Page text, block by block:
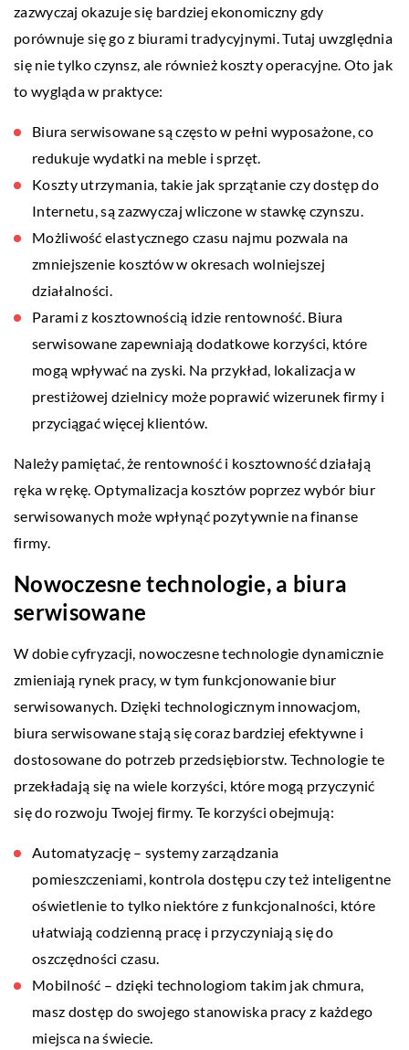
zazwyczaj okazuje się bardziej ekonomiczny gdy
porównuje się go z biurami tradycyjnymi. Tutaj uwzględnia
się nie tylko czynsz, ale również koszty operacyjne. Oto jak
to wygląda w praktyce:
Biura serwisowane są często w pełni wyposażone, co
redukuje wydatki na meble i sprzęt.
Koszty utrzymania, takie jak sprzątanie czy dostęp do
Internetu, są zazwyczaj wliczone w stawkę czynszu.
Możliwość elastycznego czasu najmu pozwala na
zmniejszenie kosztów w okresach wolniejszej
działalności.
Parami z kosztownością idzie rentowność. Biura
serwisowane zapewniają dodatkowe korzyści, które
mogą wpływać na zyski. Na przykład, lokalizacja w
prestiżowej dzielnicy może poprawić wizerunek firmy i
przyciągać więcej klientów.
Należy pamiętać, że rentowność i kosztowność działają
ręka w rękę. Optymalizacja kosztów poprzez wybór biur
serwisowanych może wpłynąć pozytywnie na finanse
firmy.
Nowoczesne technologie, a biura
serwisowane
W dobie cyfryzacji, nowoczesne technologie dynamicznie
zmieniają rynek pracy, w tym funkcjonowanie biur
serwisowanych. Dzięki technologicznym innowacjom,
biura serwisowane stają się coraz bardziej efektywne i
dostosowane do potrzeb przedsiębiorstw. Technologie te
przekładają się na wiele korzyści, które mogą przyczynić
się do rozwoju Twojej firmy. Te korzyści obejmują:
Automatyzację – systemy zarządzania
pomieszczeniami, kontrola dostępu czy też inteligentne
oświetlenie to tylko niektóre z funkcjonalności, które
ułatwiają codzienną pracę i przyczyniają się do
oszczędności czasu.
Mobilność – dzięki technologiom takim jak chmura,
masz dostęp do swojego stanowiska pracy z każdego
miejsca na świecie.